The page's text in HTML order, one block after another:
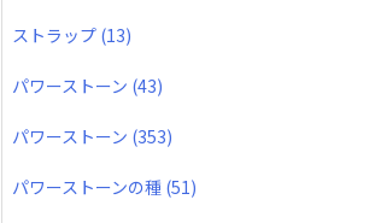
ストラップ (13)
パワーストーン (43)
パワーストーン (353)
パワーストーンの種 (51)